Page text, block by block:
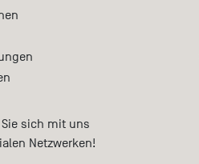
sich mit uns
Netzwerken!